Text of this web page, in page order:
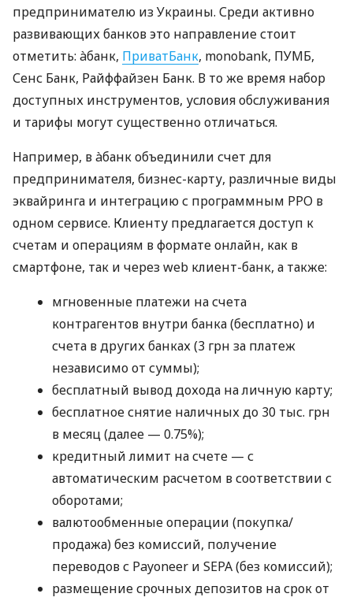
предпринимателю из Украины. Среди активно
развивающих банков это направление стоит
отметить: àбанк, ПриватБанк, monobank, ПУМБ,
Сенс Банк, Райффайзен Банк. В то же время набор
доступных инструментов, условия обслуживания
и тарифы могут существенно отличаться.
Например, в àбанк объединили счет для
предпринимателя, бизнес-карту, различные виды
эквайринга и интеграцию с программным РРО в
одном сервисе. Клиенту предлагается доступ к
счетам и операциям в формате онлайн, как в
смартфоне, так и через web клиент-банк, а также:
мгновенные платежи на счета
контрагентов внутри банка (бесплатно) и
счета в других банках (3 грн за платеж
независимо от суммы);
бесплатный вывод дохода на личную карту;
бесплатное снятие наличных до 30 тыс. грн
в месяц (далее — 0.75%);
кредитный лимит на счете — с
автоматическим расчетом в соответствии с
оборотами;
валютообменные операции (покупка/
продажа) без комиссий, получение
переводов с Payoneer и SEPA (без комиссий);
размещение срочных депозитов на срок от